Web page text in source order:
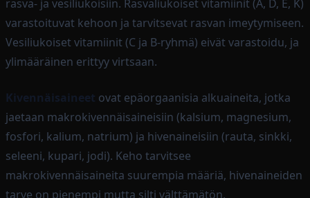
rasva- ja vesiliukoisiin. Rasvaliukoiset vitamiinit (A, D, E, K)
varastoituvat kehoon ja tarvitsevat rasvan imeytymiseen.
Vesiliukoiset vitamiinit (C ja B-ryhmä) eivät varastoidu, ja
ylimääräinen erittyy virtsaan.
Kivennäisaineet ovat epäorgaanisia alkuaineita, jotka
jaetaan makrokivennäisaineisiin (kalsium, magnesium,
fosfori, kalium, natrium) ja hivenaineisiin (rauta, sinkki,
seleeni, kupari, jodi). Keho tarvitsee
makrokivennäisaineita suurempia määriä, hivenaineiden
tarve on pienempi mutta silti välttämätön.